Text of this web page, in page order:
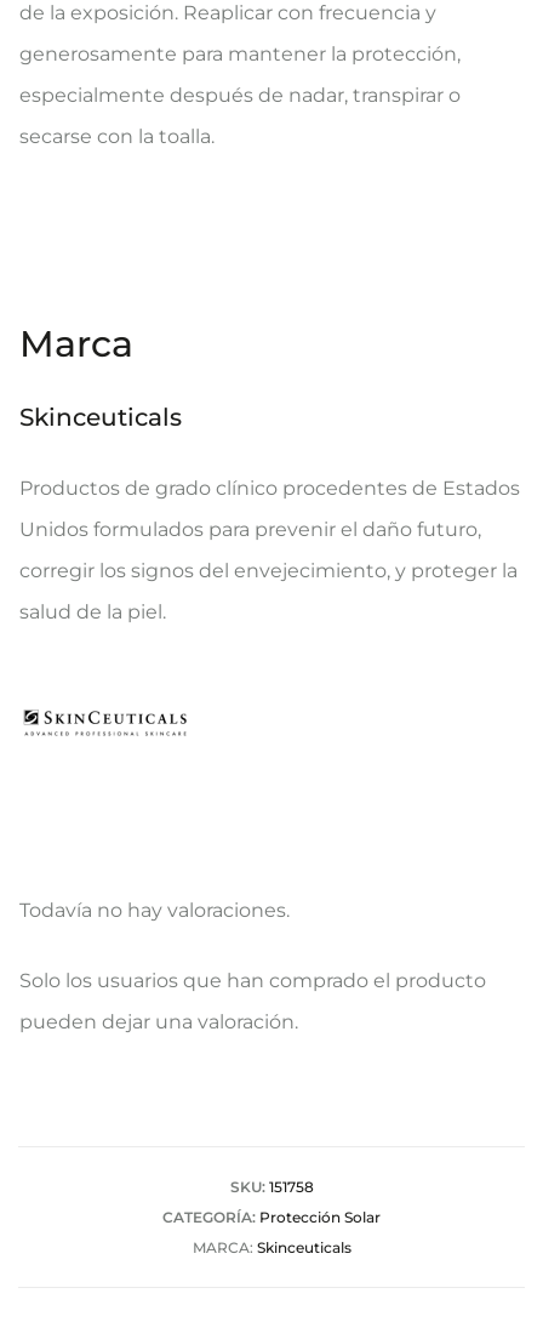
de la exposición. Reaplicar con frecuencia y
generosamente para mantener la protección,
especialmente después de nadar, transpirar o
secarse con la toalla.
Marca
Skinceuticals
Productos de grado clínico procedentes de Estados
Unidos formulados para prevenir el daño futuro,
corregir los signos del envejecimiento, y proteger la
salud de la piel.
V
a
Todavía no hay valoraciones.
Solo los usuarios que han comprado el producto
pueden dejar una valoración.
SKU: 151758
CATEGORÍA: Protección Solar
MARCA: Skinceuticals